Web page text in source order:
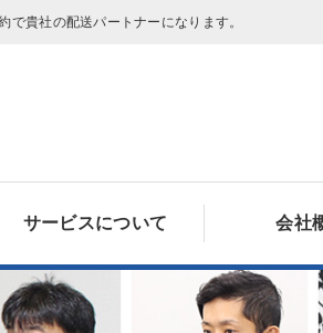
貴社の配送パートナーになります。
サービスについて 会社